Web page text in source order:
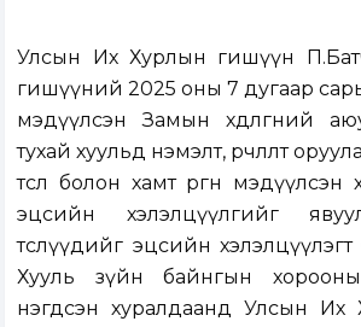
Улсын Их Хурлын гишүүн
гишүүний 2025 оны 7 дугаар
мэдүүлсэн
Замын хөдөлгөөний
тухай хуульд нэмэлт, өөрчлөлт
төсөл болон хамт өргөн мэдүүлсэн
эцсийн хэлэлцүүлгийг
төслүүдийг эцсийн хэлэлцүүлэгт
Хууль зүйн байнгын хорооны
нэгдсэн хуралдаанд Улсын Их